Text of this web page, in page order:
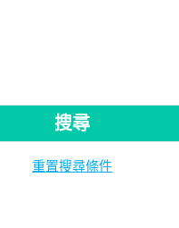
搜尋
重置搜尋條件